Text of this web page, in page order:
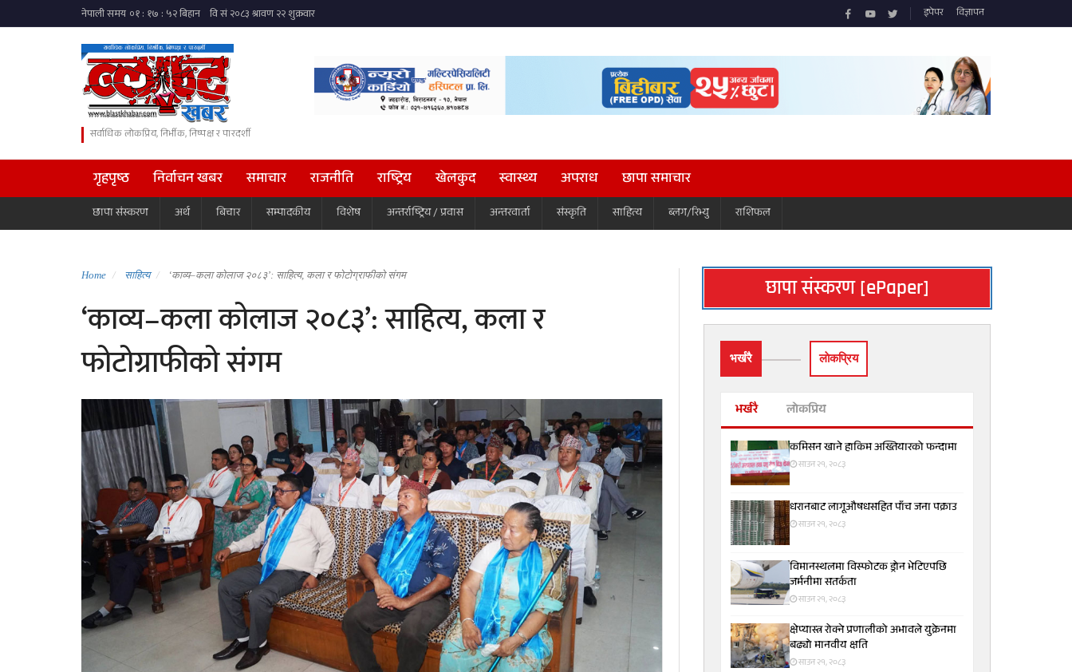
इपेपर विज्ञापन
सर्वाधिक लोकप्रिय, निर्भीक, निष्पक्ष र पारदर्शी
गृहपृष्ठ निर्वाचन खबर समाचार राजनीति राष्ट्रिय खेलकुद स्वास्थ्य अपराध छापा समाचार
छापा संस्करण अर्थ बिचार सम्पादकीय विशेष अन्तर्राष्ट्रिय / प्रवास अन्तरवार्ता संस्कृति साहित्य ब्लग/रिभ्यु राशिफल
Home साहित्य ‘काव्य–कला कोलाज २०८३’: साहित्य, कला र फोटोग्राफीको संगम
‘काव्य–कला कोलाज २०८३’: साहित्य, कला र
फोटोग्राफीको संगम
छापा संस्करण [ePaper]
भर्खरै लाेकप्रिय
भर्खरै लोकप्रिय
कमिसन खाने हाकिम अख्तियारको फन्दामा
साउन २१, २०८३
धरानबाट लागूऔषधसहित पाँच जना पक्राउ
साउन २१, २०८३
विमानस्थलमा विस्फोटक ड्रोन भेटिएपछि
जर्मनीमा सतर्कता
साउन २१, २०८३
क्षेप्यास्त्र रोक्ने प्रणालीको अभावले युक्रेनमा
बढ्यो मानवीय क्षति
साउन २१, २०८३